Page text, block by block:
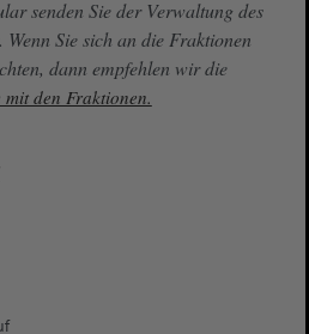
senden Sie der Verwaltung des
Sie sich an die Fraktionen
dann empfehlen wir die
den Fraktionen.